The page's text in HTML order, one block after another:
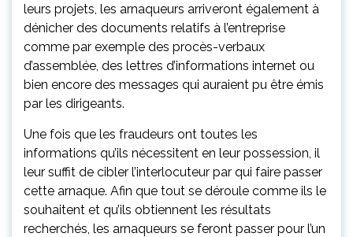
leurs projets, les arnaqueurs arriveront également à
dénicher des documents relatifs à l’entreprise
comme par exemple des procès-verbaux
d’assemblée, des lettres d’informations internet ou
bien encore des messages qui auraient pu être émis
par les dirigeants.
Une fois que les fraudeurs ont toutes les
informations qu’ils nécessitent en leur possession, il
leur suffit de cibler l’interlocuteur par qui faire passer
cette arnaque. Afin que tout se déroule comme ils le
souhaitent et qu’ils obtiennent les résultats
recherchés, les arnaqueurs se feront passer pour l’un